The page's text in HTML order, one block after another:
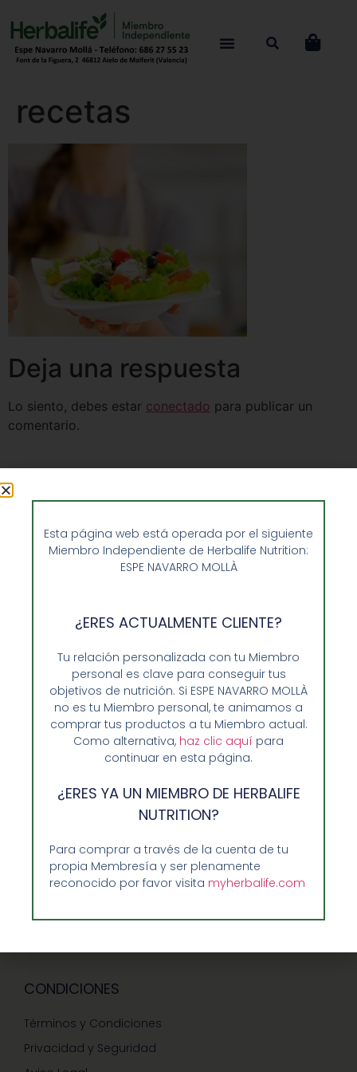
recetas
Deja una respuesta
Lo siento, debes estar conectado para publicar un
comentario.
Opiniones de Clientes
Sobre Nosotros y Herbalife
Ventajas de Comprar en Enformaherbal.com
GUIA RAPIDA Y AYUDA
Guía de Compra
Precios-Envíos-Formas de Pago
Contáctenos
CONDICIONES
Términos y Condiciones
Privacidad y Seguridad
Esta página web está operada por el siguiente
Miembro Independiente de Herbalife Nutrition:
ESPE NAVARRO MOLLÀ
¿ERES ACTUALMENTE CLIENTE?
Tu relación personalizada con tu Miembro
personal es clave para conseguir tus
objetivos de nutrición. Si ESPE NAVARRO MOLLÀ
no es tu Miembro personal, te animamos a
comprar tus productos a tu Miembro actual.
Como alternativa, haz clic aquí para
continuar en esta página.
¿ERES YA UN MIEMBRO DE HERBALIFE
NUTRITION?
Para comprar a través de la cuenta de tu
propia Membresía y ser plenamente
reconocido por favor visita myherbalife.com